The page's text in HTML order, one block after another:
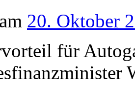
20. Oktober
für